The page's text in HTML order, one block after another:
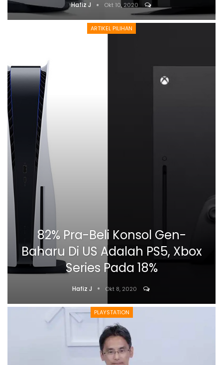
Hafiz J Okt 10, 2020
ARTIKEL PILIHAN
82% Pra-Beli Konsol Gen-
Baharu Di US Adalah PS5, Xbox
Series Pada 18%
Hafiz J Okt 8, 2020
PLAYSTATION